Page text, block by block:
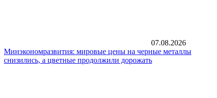
07.08.2026
Минэкономразвития: мировые цены на черные металлы
снизились, а цветные продолжили дорожать